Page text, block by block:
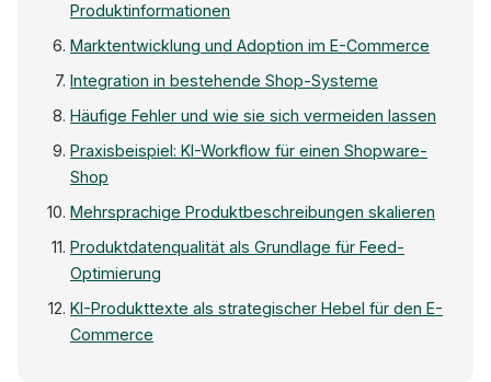
Produktinformationen
Marktentwicklung und Adoption im E-Commerce
Integration in bestehende Shop-Systeme
Häufige Fehler und wie sie sich vermeiden lassen
Praxisbeispiel: KI-Workflow für einen Shopware-
Shop
Mehrsprachige Produktbeschreibungen skalieren
Produktdatenqualität als Grundlage für Feed-
Optimierung
KI-Produkttexte als strategischer Hebel für den E-
Commerce